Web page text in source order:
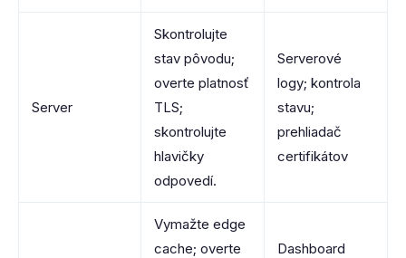
Server
Skontrolujte
stav pôvodu;
overte platnosť
TLS;
skontrolujte
hlavičky
odpovedí.
Serverové
logy; kontrola
stavu;
prehliadač
certifikátov
Vymažte edge
cache; overte
Dashboard